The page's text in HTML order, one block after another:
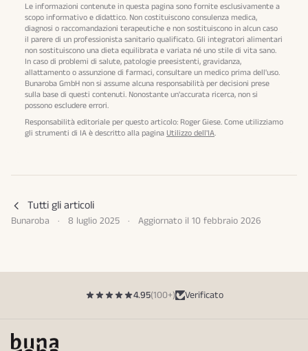
Le informazioni contenute in questa pagina sono fornite esclusivamente a
scopo informativo e didattico. Non costituiscono consulenza medica,
diagnosi o raccomandazioni terapeutiche e non sostituiscono in alcun caso
il parere di un professionista sanitario qualificato. Gli integratori alimentari
non sostituiscono una dieta equilibrata e variata né uno stile di vita sano.
In caso di problemi di salute, patologie preesistenti, gravidanza,
allattamento o assunzione di farmaci, consultare un medico prima dell'uso.
Bunaroba GmbH non si assume alcuna responsabilità per decisioni prese
sulla base di questi contenuti. Nonostante un'accurata ricerca, non si
possono escludere errori.
Responsabilità editoriale per questo articolo: Roger Giese. Come utilizziamo
gli strumenti di IA è descritto alla pagina Utilizzo dell'IA.
Tutti gli articoli
Bunaroba · 8 luglio 2025 · Aggiornato il 10 febbraio 2026
4.95(100+) Verificato